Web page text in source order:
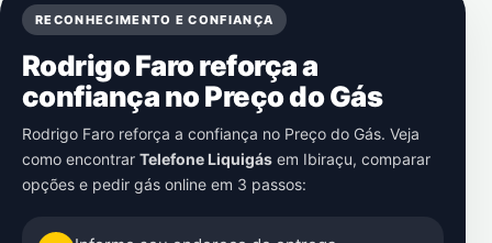
RECONHECIMENTO E CONFIANÇA
Rodrigo Faro reforça a
confiança no Preço do Gás
Rodrigo Faro reforça a confiança no Preço do Gás. Veja
como encontrar Telefone Liquigás em Ibiraçu, comparar
opções e pedir gás online em 3 passos: